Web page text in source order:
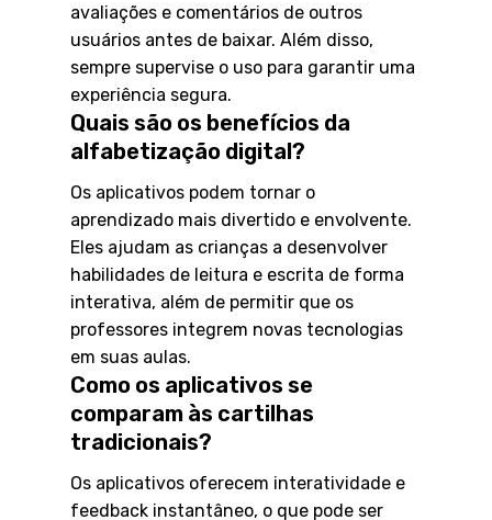
avaliações e comentários de outros
usuários antes de baixar. Além disso,
sempre supervise o uso para garantir uma
experiência segura.
Quais são os benefícios da
alfabetização digital?
Os aplicativos podem tornar o
aprendizado mais divertido e envolvente.
Eles ajudam as crianças a desenvolver
habilidades de leitura e escrita de forma
interativa, além de permitir que os
professores integrem novas tecnologias
em suas aulas.
Como os aplicativos se
comparam às cartilhas
tradicionais?
Os aplicativos oferecem interatividade e
feedback instantâneo, o que pode ser